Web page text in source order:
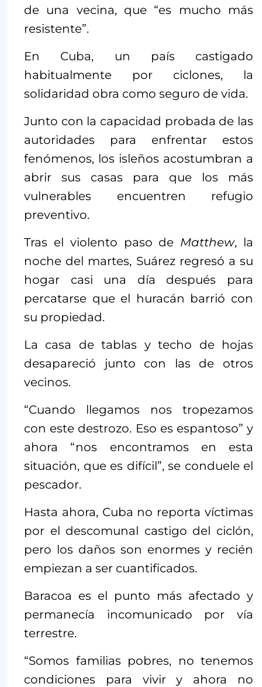
de una vecina, que “es mucho más
resistente”.
En Cuba, un país castigado
habitualmente por ciclones, la
solidaridad obra como seguro de vida.
Junto con la capacidad probada de las
autoridades para enfrentar estos
fenómenos, los isleños acostumbran a
abrir sus casas para que los más
vulnerables encuentren refugio
preventivo.
Tras el violento paso de Matthew, la
noche del martes, Suárez regresó a su
hogar casi una día después para
percatarse que el huracán barrió con
su propiedad.
La casa de tablas y techo de hojas
desapareció junto con las de otros
vecinos.
“Cuando llegamos nos tropezamos
con este destrozo. Eso es espantoso” y
ahora “nos encontramos en esta
situación, que es difícil”, se conduele el
pescador.
Hasta ahora, Cuba no reporta víctimas
por el descomunal castigo del ciclón,
pero los daños son enormes y recién
empiezan a ser cuantificados.
Baracoa es el punto más afectado y
permanecía incomunicado por vía
terrestre.
“Somos familias pobres, no tenemos
condiciones para vivir y ahora no